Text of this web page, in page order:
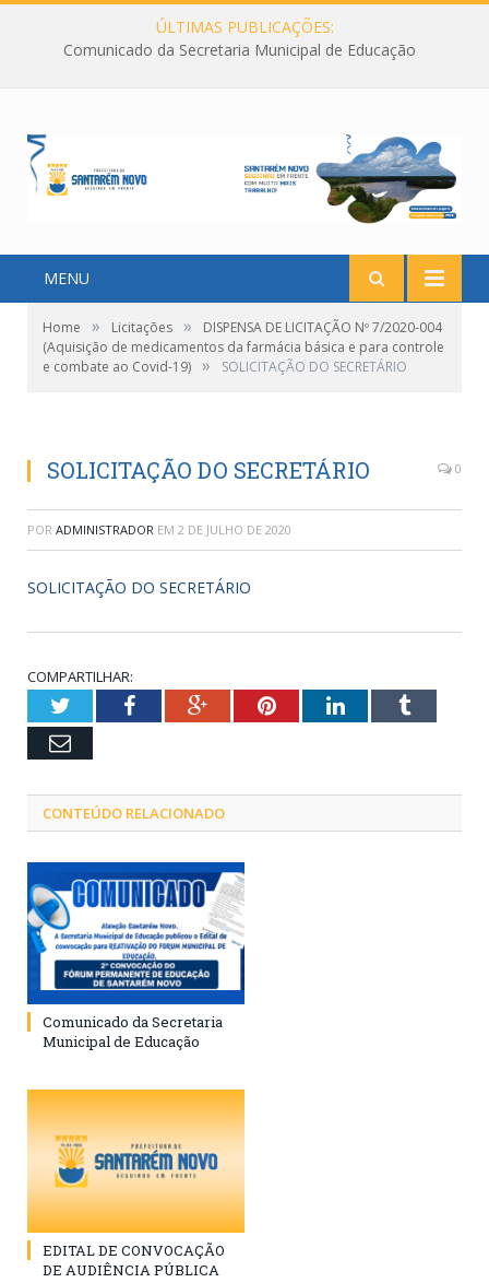
ÚLTIMAS PUBLICAÇÕES:
Comunicado da Secretaria Municipal de Educação
MENU
Home » Licitações »
DISPENSA DE LICITAÇÃO Nº 7/2020-004
(Aquisição de medicamentos da farmácia básica e para controle
e combate ao Covid-19) » SOLICITAÇÃO DO SECRETÁRIO
SOLICITAÇÃO DO SECRETÁRIO 0
POR ADMINISTRADOR EM 2 DE JULHO DE 2020
SOLICITAÇÃO DO SECRETÁRIO
COMPARTILHAR:
TwitterFacebookGoogle+PinterestLinkedInTumblr
Email
CONTEÚDO RELACIONADO
Comunicado da Secretaria
Municipal de Educação
EDITAL DE CONVOCAÇÃO
DE AUDIÊNCIA PÚBLICA